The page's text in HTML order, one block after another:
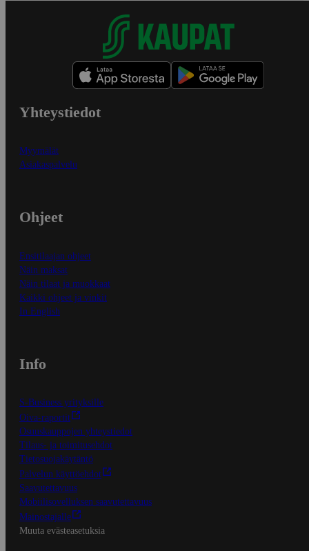
Yhteystiedot
Myymälät
Asiakaspalvelu
Ohjeet
Ensitilaajan ohjeet
Näin maksat
Näin tilaat ja muokkaat
Kaikki ohjeet ja vinkit
In English
Info
S-Business yrityksille
Oiva-raportit
Osuuskauppojen yhteystiedot
Tilaus- ja toimitusehdot
Tietosuojakäytäntö
Palvelun käyttöehdot
Saavutettavuus
Mobiilisovelluksen saavutettavuus
Mainostajalle
Muuta evästeasetuksia